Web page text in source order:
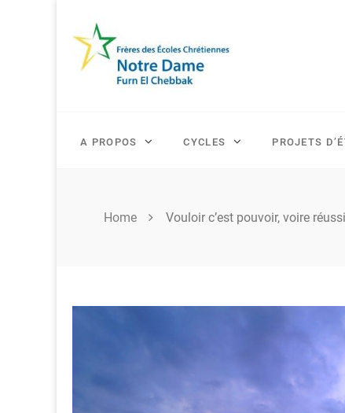
content
A PROPOS CYCLES PROJETS
Home Vouloir c’est pouvoir, voire